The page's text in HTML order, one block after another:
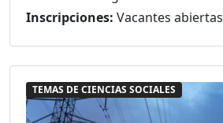
Inscripciones: Vacantes abiertas
TEMAS DE CIENCIAS SOCIALES